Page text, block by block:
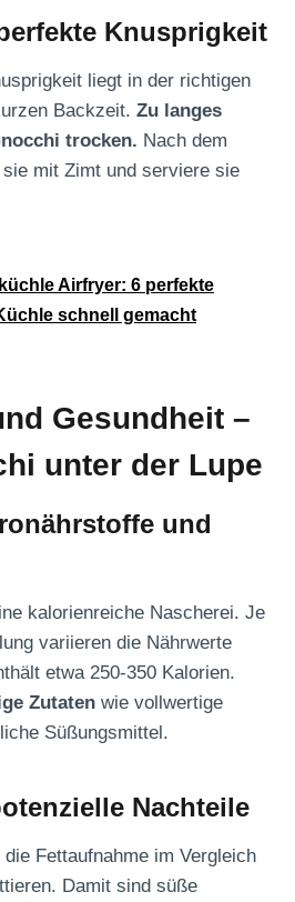
Knusprigkeit
liegt in der richtigen
Backzeit. Zu langes
trocken. Nach dem
mit Zimt und serviere sie
Airfryer: 6 perfekte
schnell gemacht
Gesundheit –
unter der Lupe
und
kalorienreiche Nascherei. Je
variieren die Nährwerte
etwa 250-350 Kalorien.
Zutaten wie vollwertige
Süßungsmittel.
Nachteile
Fettaufnahme im Vergleich
Damit sind süße